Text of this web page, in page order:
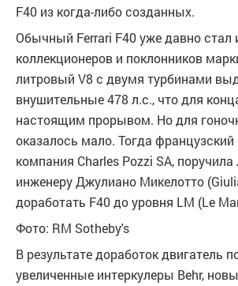
F40 из когда-либо созданных.
Обычный Ferrari F40 уже давно стал
коллекционеров и поклонников
литровый V8 с двумя турбинами
внушительные 478 л.с., что для
настоящим прорывом. Но для
оказалось мало. Тогда французский
компания Charles Pozzi SA,
инженеру Джулиано Микелотто
доработать F40 до уровня LM (Le
Фото: RM Sotheby's
В результате доработок двигатель
увеличенные интеркулеры Behr,